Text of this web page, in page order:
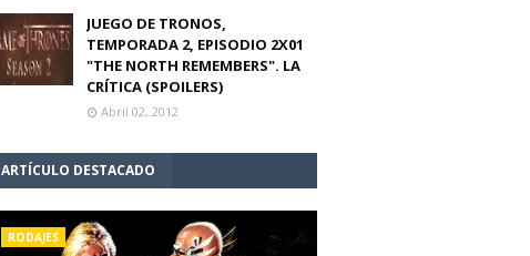
JUEGO DE TRONOS,
TEMPORADA 2, EPISODIO 2X01
"THE NORTH REMEMBERS". LA
CRÍTICA (SPOILERS)
Abril 02, 2012
ARTÍCULO DESTACADO
RODAJES